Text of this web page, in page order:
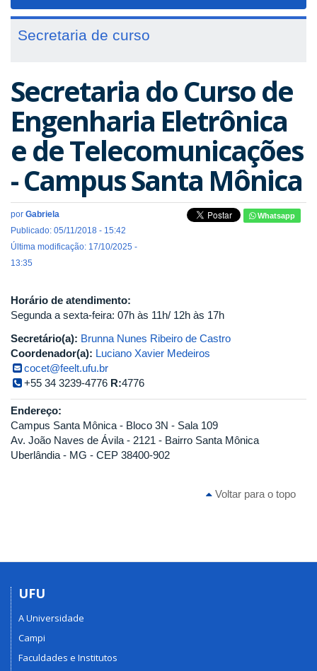
Secretaria de curso
Secretaria do Curso de
Engenharia Eletrônica
e de Telecomunicações
- Campus Santa Mônica
por Gabriela
Publicado: 05/11/2018 - 15:42
Última modificação: 17/10/2025 -
13:35
Whatsapp
Horário de atendimento:
Segunda a sexta-feira: 07h às 11h/ 12h às 17h
Secretário(a): Brunna Nunes Ribeiro de Castro
Coordenador(a): Luciano Xavier Medeiros
cocet@feelt.ufu.br
+55 34 3239-4776 R:4776
Endereço:
Campus Santa Mônica - Bloco 3N - Sala 109
Av. João Naves de Ávila - 2121 - Bairro Santa Mônica
Uberlândia - MG - CEP 38400-902
Voltar para o topo
UFU
A Universidade
Campi
Faculdades e Institutos